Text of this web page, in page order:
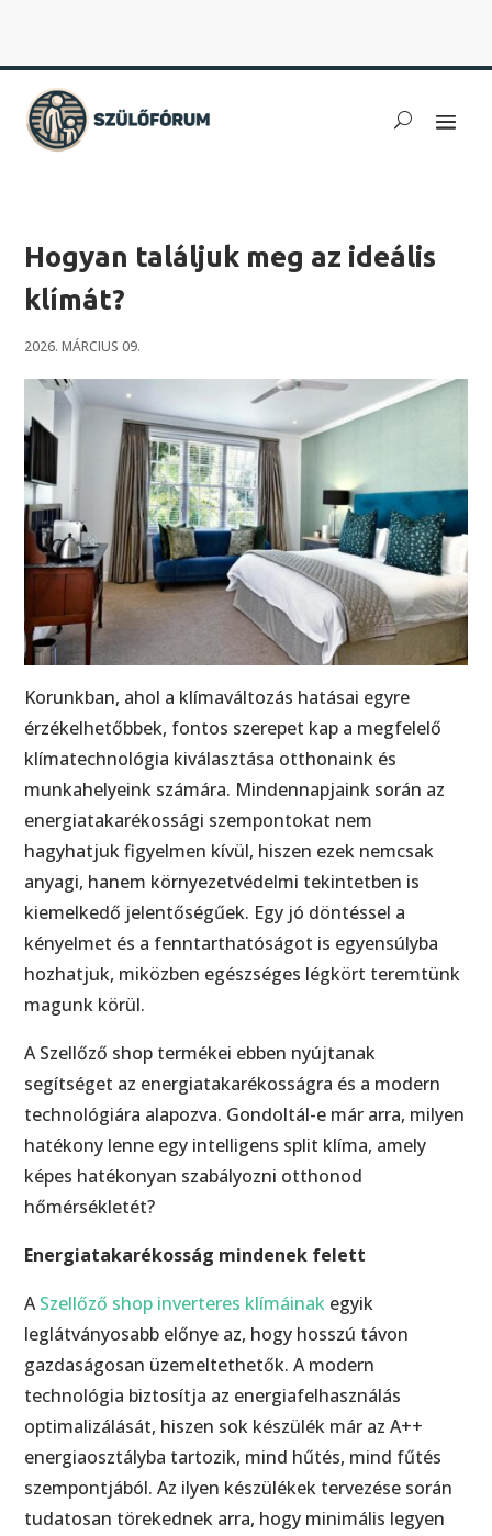
Hogyan találjuk meg az ideális
klímát?
2026. MÁRCIUS 09.
Korunkban, ahol a klímaváltozás hatásai egyre
érzékelhetőbbek, fontos szerepet kap a megfelelő
klímatechnológia kiválasztása otthonaink és
munkahelyeink számára. Mindennapjaink során az
energiatakarékossági szempontokat nem
hagyhatjuk figyelmen kívül, hiszen ezek nemcsak
anyagi, hanem környezetvédelmi tekintetben is
kiemelkedő jelentőségűek. Egy jó döntéssel a
kényelmet és a fenntarthatóságot is egyensúlyba
hozhatjuk, miközben egészséges légkört teremtünk
magunk körül.
A Szellőző shop termékei ebben nyújtanak
segítséget az energiatakarékosságra és a modern
technológiára alapozva. Gondoltál-e már arra, milyen
hatékony lenne egy intelligens split klíma, amely
képes hatékonyan szabályozni otthonod
hőmérsékletét?
Energiatakarékosság mindenek felett
ASzellőző shop inverteres klímáinak egyik
leglátványosabb előnye az, hogy hosszú távon
gazdaságosan üzemeltethetők. A modern
technológia biztosítja az energiafelhasználás
optimalizálását, hiszen sok készülék már az A++
energiaosztályba tartozik, mind hűtés, mind fűtés
szempontjából. Az ilyen készülékek tervezése során
tudatosan törekednek arra, hogy minimális legyen